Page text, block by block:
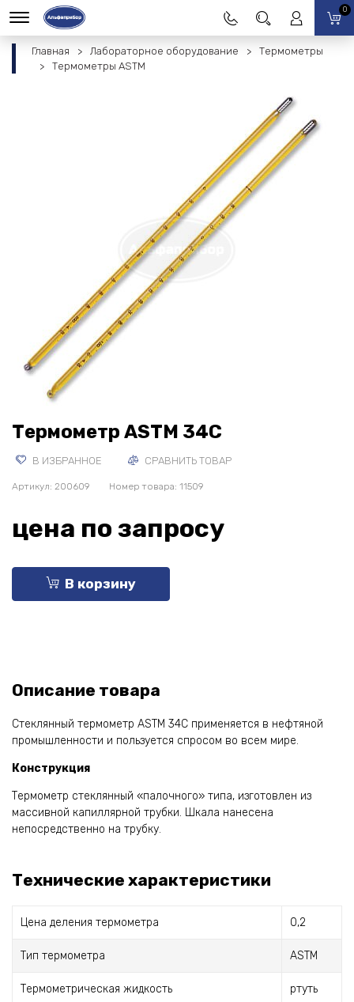
0
Главная Лабораторное оборудование
Термометры
Термометры ASTM
Термометр ASTM 34C
В ИЗБРАННОЕ СРАВНИТЬ ТОВАР
Артикул: 200609 Номер товара: 11509
цена по запросу
В корзину
Описание товара
Стеклянный термометр ASTM 34C применяется в нефтяной
промышленности и пользуется спросом во всем мире.
Конструкция
Термометр стеклянный «палочного» типа, изготовлен из
массивной капиллярной трубки. Шкала нанесена
непосредственно на трубку.
Технические характеристики
Цена деления термометра 0,2
Тип термометра ASTM
Термометрическая жидкость ртуть